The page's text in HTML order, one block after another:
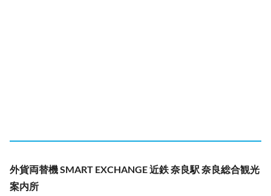
外貨両替機 SMART EXCHANGE 近鉄 奈良駅 奈良総合観光
案内所